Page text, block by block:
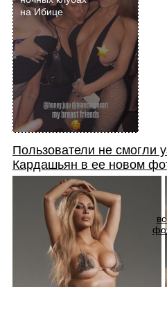
на Ибице
Пользователи не смогли
Кардашьян в ее новом